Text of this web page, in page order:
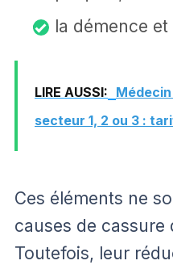
la démence
LIRE AUSSI:
secteur 1, 2 ou 3 :
Ces éléments ne
causes de cassure
Toutefois, leur